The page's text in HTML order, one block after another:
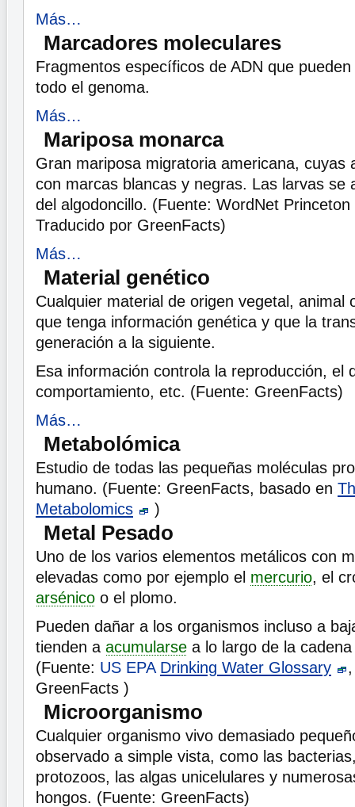
Más…
Marcadores moleculares
Fragmentos específicos de ADN que
todo el genoma.
Más…
Mariposa monarca
Gran mariposa migratoria americana, cuyas
con marcas blancas y negras. Las larvas se
del algodoncillo. (Fuente: WordNet Princeton
Traducido por GreenFacts)
Más…
Material genético
Cualquier material de origen vegetal, animal
que tenga información genética y que la
generación a la siguiente.
Esa información controla la reproducción, el
comportamiento, etc. (Fuente: GreenFacts)
Más…
Metabolómica
Estudio de todas las pequeñas moléculas
humano. (Fuente: GreenFacts, basado en
Metabolomics
)
Metal Pesado
Uno de los varios elementos metálicos con
elevadas como por ejemplo el mercurio, el
arsénico o el plomo.
Pueden dañar a los organismos incluso a
tienden a acumularse a lo largo de la
(Fuente: US EPA Drinking Water Glossary
GreenFacts )
Microorganismo
Cualquier organismo vivo demasiado
observado a simple vista, como las
protozoos, las algas unicelulares y
hongos. (Fuente: GreenFacts)